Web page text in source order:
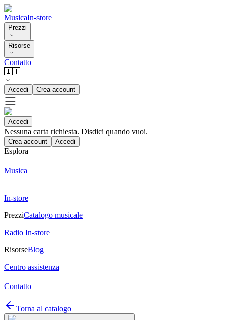
MusicaIn-store
Prezzi
Risorse
Contatto
🇮🇹
Accedi Crea account
Accedi
Nessuna carta richiesta. Disdici quando vuoi.
Crea account Accedi
Esplora
Musica
In-store
PrezziCatalogo musicale
Radio In-store
RisorseBlog
Centro assistenza
Contatto
Torna al catalogo